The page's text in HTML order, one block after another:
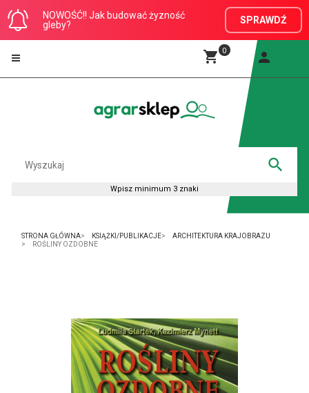
NOWOŚĆ!! Jak budować żyzność
gleby?
SPRAWDŹ
0
STRONA GŁÓWNA KSIĄŻKI/PUBLIKACJE
ARCHITEKTURA KRAJOBRAZU
ROŚLINY OZDOBNE